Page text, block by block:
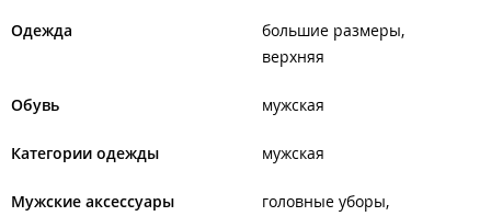
Одежда
большие размеры
верхняя
Обувь мужская
Категории одежды мужская
Мужские аксессуары
головные уборы